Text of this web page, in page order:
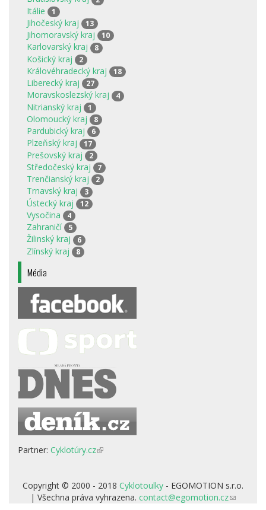
Itálie 1
Jihočeský kraj 13
Jihomoravský kraj 10
Karlovarský kraj 8
Košický kraj 2
Královéhradecký kraj 18
Liberecký kraj 27
Moravskoslezský kraj 4
Nitrianský kraj 1
Olomoucký kraj 8
Pardubický kraj 6
Plzeňský kraj 17
Prešovský kraj 2
Středočeský kraj 7
Trenčianský kraj 2
Trnavský kraj 3
Ústecký kraj 12
Vysočina 4
Zahraničí 5
Žilinský kraj 6
Zlínský kraj 8
Média
Partner: Cyklotúry.cz(odkaz
Copyright © 2000 - 2018 Cyklotoulky - EGOMOTION s.r.o.
| Všechna práva vyhrazena. contact@egomotion.cz(odkaz